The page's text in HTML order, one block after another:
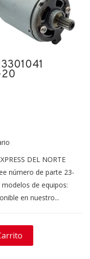
DEL NORTE
número de parte 23-
de equipos:
en nuestro...